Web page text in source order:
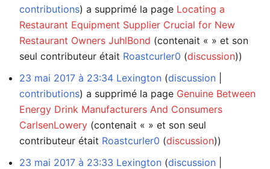
contributions a supprimé la page Locating a
Restaurant Equipment Supplier Crucial for New
Restaurant Owners JuhlBond (contenait « » et son
seul contributeur était Roastcurler0 (discussion))
23 mai 2017 à 23:34 Lexington discussion
contributions a supprimé la page Genuine Between
Energy Drink Manufacturers And Consumers
CarlsenLowery (contenait « » et son seul
contributeur était Roastcurler0 (discussion))
23 mai 2017 à 23:33 Lexington discussion